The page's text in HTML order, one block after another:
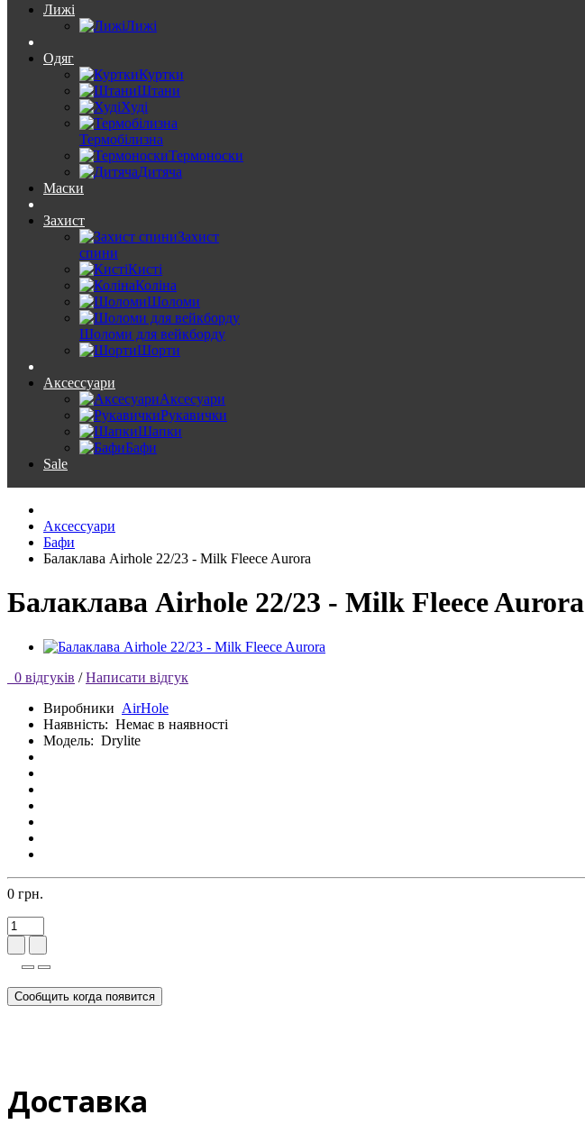
Лижі
Лижі
Одяг
Куртки
Штани
Худі
Термобілизна
Термоноски
Дитяча
Маски
Захист
Захист
спини
Кисті
Коліна
Шоломи
Шоломи для вейкборду
Шорти
Аксессуари
Аксесуари
Рукавички
Шапки
Бафи
Sale
Аксессуари
Бафи
Балаклава Airhole 22/23 - Milk Fleece Aurora
Балаклава Airhole 22/23 - Milk Fleece Aurora
0 відгуків / Написати відгук
Виробники AirHole
Наявність: Немає в наявності
Модель: Drylite
0 грн.
Сообщить когда появится
Доставка